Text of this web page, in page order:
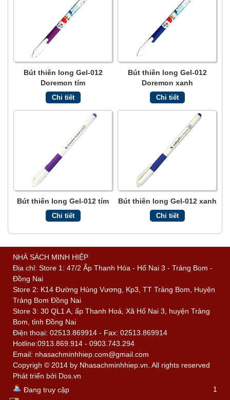
Bút thiên long Gel-012
Doremon tím
Chi tiết
Bút thiên long Gel-012
Doremon xanh
Chi tiết
Bút thiên long Gel-012 tím
Chi tiết
Bút thiên long Gel-012 xanh
Chi tiết
NHÀ SÁCH MINH HIỆP
Địa chỉ: Store 1: 47/2 Ấp Thanh Hóa - Hố Nai 3 - Trảng Bom -
Đồng Nai
Store 2: K14 Đường Hùng Vương, Kp3, TT Trảng Bom, Huyện
Trảng Bom Đồng Nai
Store 3: 30 QL1 A, ấp Thanh Hoá, Xã Hố Nai 3, huyện Trảng
Bom, tỉnh Đồng Nai
Điện thoại: 02513.869914 - Fax: 02513.869914
Hotline:0913.869.914 - 0903.743.294
Email: nhasachminhhiep.com@gmail.com
Copyrigh © 2014 by Nhasachminhhiep.vn. All rights reserved
Phát triển bởi Dos.vn
Đang truy cập
1